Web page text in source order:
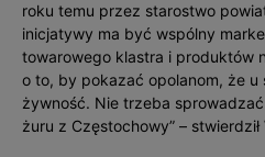
roku temu przez starostwo
inicjatywy ma być wspólny
towarowego klastra i produktów
o to, by pokazać opolanom, że u
żywność. Nie trzeba
żuru z Częstochowy” – stwierdził